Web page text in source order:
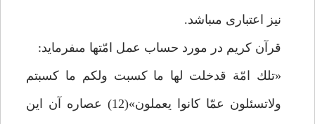
نيز اعتبارى مى‏باشد.
قرآن كريم در مورد حساب عمل امّت‏ها مى‏فرمايد:
«تلك امّة قدخلت لها ما كسبت ولكم ما كسبتم
ولاتسئلون عمّا كانوا يعملون»(12) عصاره آن اين